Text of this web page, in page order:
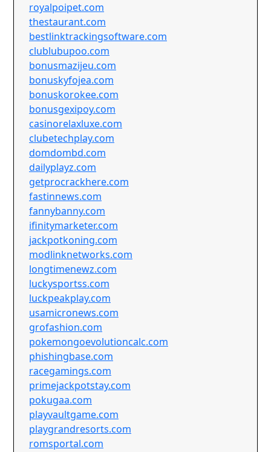
royalpoipet.com
thestaurant.com
bestlinktrackingsoftware.com
clublubupoo.com
bonusmazijeu.com
bonuskyfojea.com
bonuskorokee.com
bonusgexipoy.com
casinorelaxluxe.com
clubetechplay.com
domdombd.com
dailyplayz.com
getprocrackhere.com
fastinnews.com
fannybanny.com
ifinitymarketer.com
jackpotkoning.com
modlinknetworks.com
longtimenewz.com
luckysportss.com
luckpeakplay.com
usamicronews.com
grofashion.com
pokemongoevolutioncalc.com
phishingbase.com
racegamings.com
primejackpotstay.com
pokugaa.com
playvaultgame.com
playgrandresorts.com
romsportal.com